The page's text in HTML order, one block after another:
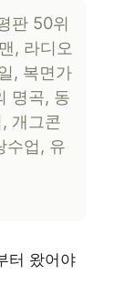
판 50위
, 라디오
, 복면가
명곡, 동
개그콘
수업, 유
터 왔어야